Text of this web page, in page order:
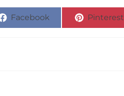
Facebook Pinterest